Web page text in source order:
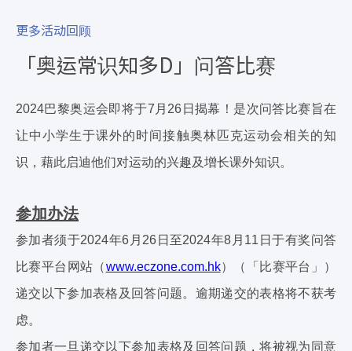
更多活动回顾
「奥运常识知多D」问答比赛
2024巴黎奥运会即将于7月26日揭幕！是次问答比赛旨在
让中小学生于课外的时间接触奥林匹克运动会相关的知
识，藉此启迪他们对运动的兴趣及增长课外知识。
参加办法
参加者须于2024年6月26日至2024年8月11日于有奖问答
比赛平台网站（www.eczone.com.hk）（「比赛平台」）
递交以下参加表格及回答问题。逾期递交的表格将不获考
虑。
参加者一旦递交以下参加表格及回答问题，将被视为同意